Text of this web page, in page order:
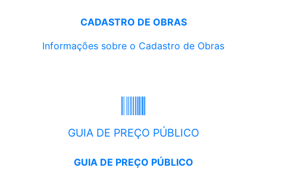
CADASTRO DE OBRAS
Informações sobre o Cadastro de Obras
GUIA DE PREÇO PÚBLICO
GUIA DE PREÇO PÚBLICO